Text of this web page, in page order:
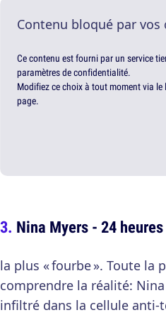
Contenu bloqué par vos
Ce contenu est fourni par un service
paramètres de confidentialité.
Modifiez ce choix à tout moment via
page.
Nina Myers - 24
la plus « fourbe ». Toute la
comprendre la réalité:
infiltré dans la cellule anti-